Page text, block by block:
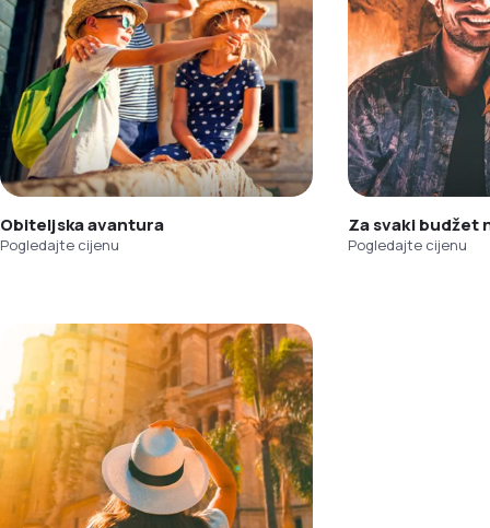
Obiteljska avantura
Pogledajte cijenu
Za svaki budžet
Pogledajte cijenu